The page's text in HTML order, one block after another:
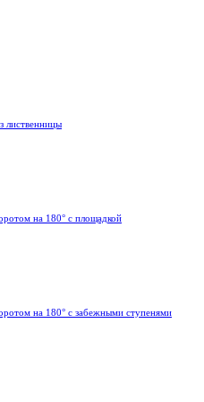
лиственницы
на 180° с площадкой
на 180° с забежными ступенями